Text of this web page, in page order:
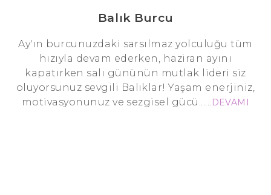
Balık Burcu
Ay'ın burcunuzdaki sarsılmaz yolculuğu tüm
hızıyla devam ederken, haziran ayını
kapatırken salı gününün mutlak lideri siz
oluyorsunuz sevgili Balıklar! Yaşam enerjiniz,
motivasyonunuz ve sezgisel gücü...... DEVAMI